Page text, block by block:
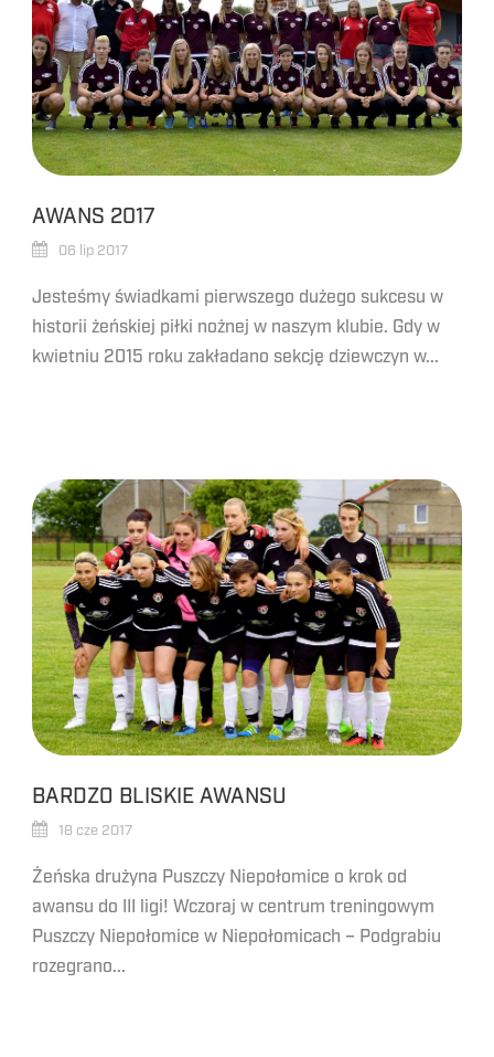
AWANS 2017
06 lip 2017
Jesteśmy świadkami pierwszego dużego sukcesu w
historii żeńskiej piłki nożnej w naszym klubie. Gdy w
kwietniu 2015 roku zakładano sekcję dziewczyn w...
BARDZO BLISKIE AWANSU
18 cze 2017
Żeńska drużyna Puszczy Niepołomice o krok od
awansu do III ligi! Wczoraj w centrum treningowym
Puszczy Niepołomice w Niepołomicach – Podgrabiu
rozegrano...